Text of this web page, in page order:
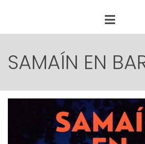
SAMAÍN EN